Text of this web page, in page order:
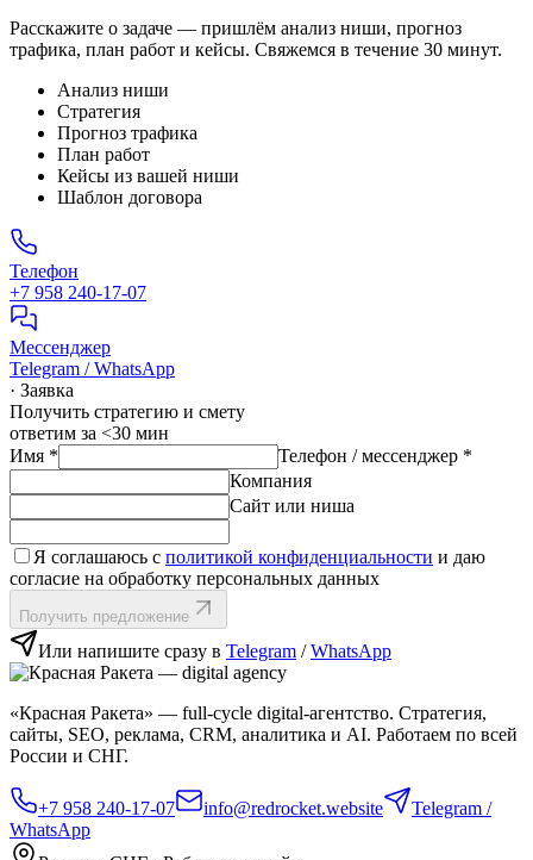
Расскажите о задаче — пришлём анализ ниши, прогноз
трафика, план работ и кейсы. Свяжемся в течение 30 минут.
Анализ ниши
Стратегия
Прогноз трафика
План работ
Кейсы из вашей ниши
Шаблон договора
Телефон
+7 958 240‑17‑07
Мессенджер
Telegram / WhatsApp
· Заявка
Получить стратегию и смету
ответим за <30 мин
Имя * Телефон / мессенджер *
Компания
Сайт или ниша
Я соглашаюсь с политикой конфиденциальности и даю
согласие на обработку персональных данных
Получить предложение
Или напишите сразу в Telegram /WhatsApp
«Красная Ракета» — full‑cycle digital‑агентство. Стратегия,
сайты, SEO, реклама, CRM, аналитика и AI. Работаем по всей
России и СНГ.
+7 958 240‑17‑07 info@redrocket.website
Telegram /
WhatsApp